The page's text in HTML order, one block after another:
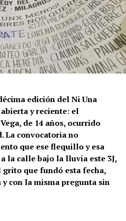
edición del Ni Una
y reciente: el
de 14 años, ocurrido
La convocatoria no
que ese flequillo y esa
la calle bajo la lluvia este 3J,
grito que fundó esta fecha,
con la misma pregunta sin